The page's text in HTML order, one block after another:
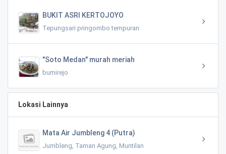
BUKIT ASRI KERTOJOYO
Tepungsari pringombo tempuran
"Soto Medan" murah meriah
bumirejo
Lokasi Lainnya
Mata Air Jumbleng 4 (Putra)
Jumbleng, Taman Agung, Muntilan